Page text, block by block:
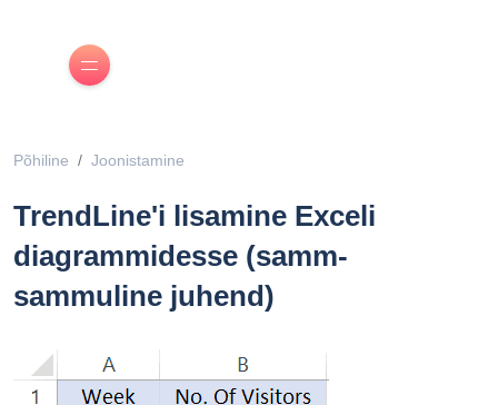
Põhiline Joonistamine
TrendLine'i lisamine Exceli
diagrammidesse (samm-
sammuline juhend)